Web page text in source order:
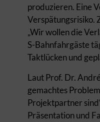
produzieren. Eine
Verspätungsrisiko.
„Wir wollen die
S-Bahnfahrgäste
Taktlücken und
Laut Prof. Dr.
gemachtes
Projektpartner
Präsentation und